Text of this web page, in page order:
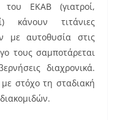
του ΕΚΑΒ (γιατροί,
κάνουν τιτάνιες
με αυτοθυσία στις
τους σαμποτάρεται
διαχρονικά.
στόχο τη σταδιακή